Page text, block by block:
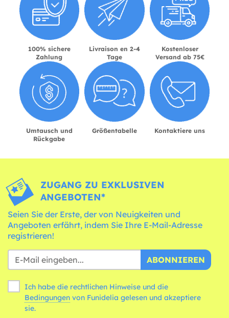
100% sichere
Zahlung
Livraison en 2-4
Tage
Kostenloser
Versand ab 75€
Umtausch und
Rückgabe
Größentabelle Kontaktiere uns
ZUGANG ZU EXKLUSIVEN
ANGEBOTEN*
Seien Sie der Erste, der von Neuigkeiten und
Angeboten erfährt, indem Sie Ihre E-Mail-Adresse
registrieren!
ABONNIEREN
Ich habe die rechtlichen Hinweise und die
Bedingungen
sie.